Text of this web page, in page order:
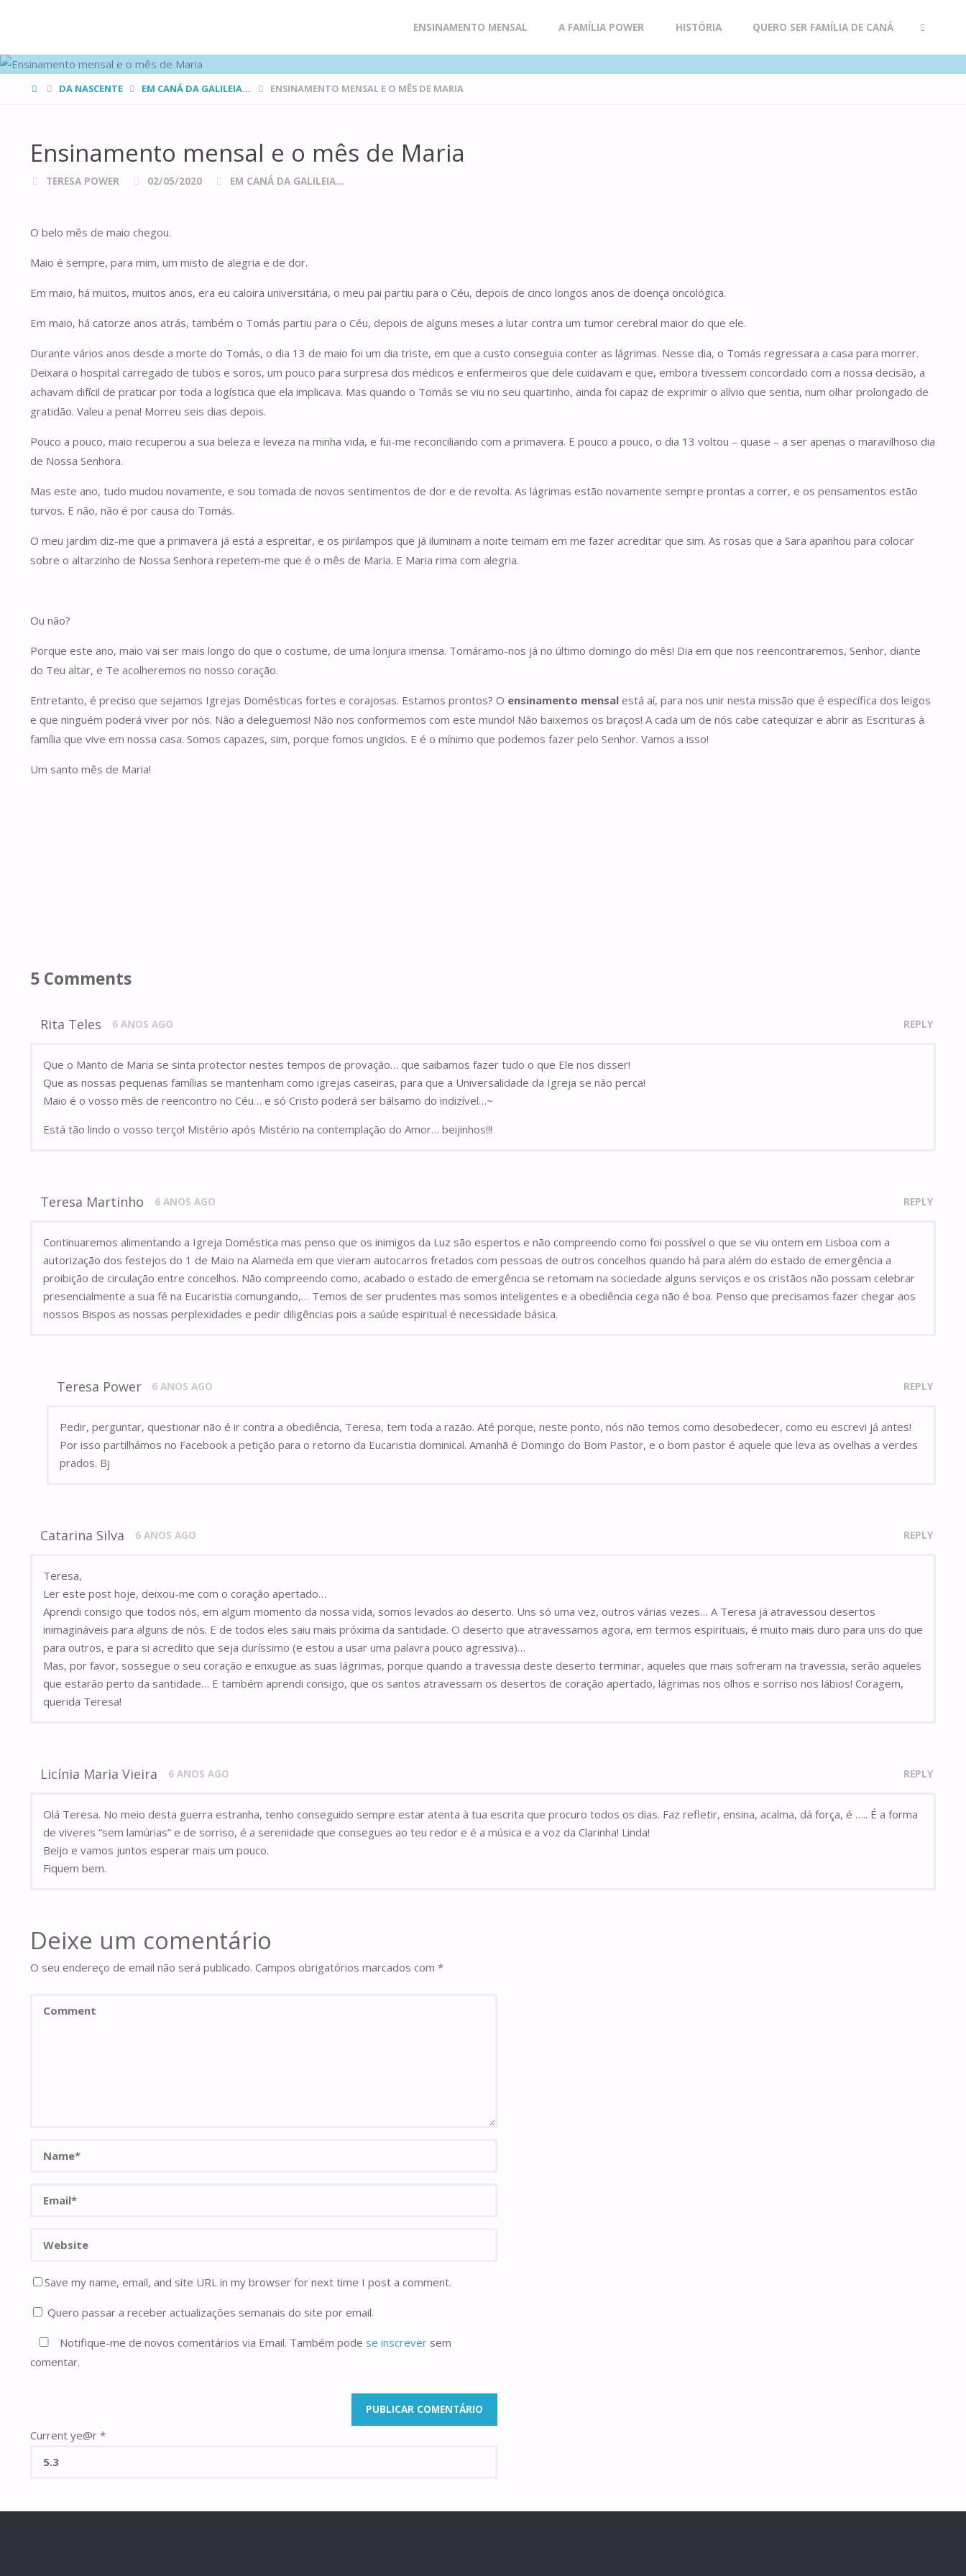
to
content
ENSINAMENTO MENSAL A FAMÍLIA POWER HISTÓRIA QUERO SER FAMÍLIA DE CANÁ
HOMEDA NASCENTE EM CANÁ DA GALILEIA... ENSINAMENTO MENSAL E O MÊS DE MARIA
Ensinamento mensal e o mês de Maria
TERESA POWER 02/05/2020 EM CANÁ DA GALILEIA...
O belo mês de maio chegou.
Maio é sempre, para mim, um misto de alegria e de dor.
Em maio, há muitos, muitos anos, era eu caloira universitária, o meu pai partiu para o Céu, depois de cinco longos anos de doença oncológica.
Em maio, há catorze anos atrás, também o Tomás partiu para o Céu, depois de alguns meses a lutar contra um tumor cerebral maior do que ele.
Durante vários anos desde a morte do Tomás, o dia 13 de maio foi um dia triste, em que a custo conseguia conter as lágrimas. Nesse dia, o Tomás regressara a casa para morrer.
Deixara o hospital carregado de tubos e soros, um pouco para surpresa dos médicos e enfermeiros que dele cuidavam e que, embora tivessem concordado com a nossa decisão, a
achavam difícil de praticar por toda a logística que ela implicava. Mas quando o Tomás se viu no seu quartinho, ainda foi capaz de exprimir o alívio que sentia, num olhar prolongado de
gratidão. Valeu a pena! Morreu seis dias depois.
Pouco a pouco, maio recuperou a sua beleza e leveza na minha vida, e fui-me reconciliando com a primavera. E pouco a pouco, o dia 13 voltou – quase – a ser apenas o maravilhoso dia
de Nossa Senhora.
Mas este ano, tudo mudou novamente, e sou tomada de novos sentimentos de dor e de revolta. As lágrimas estão novamente sempre prontas a correr, e os pensamentos estão
turvos. E não, não é por causa do Tomás.
O meu jardim diz-me que a primavera já está a espreitar, e os pirilampos que já iluminam a noite teimam em me fazer acreditar que sim. As rosas que a Sara apanhou para colocar
sobre o altarzinho de Nossa Senhora repetem-me que é o mês de Maria. E Maria rima com alegria.
Ou não?
Porque este ano, maio vai ser mais longo do que o costume, de uma lonjura imensa. Tomáramo-nos já no último domingo do mês! Dia em que nos reencontraremos, Senhor, diante
do Teu altar, e Te acolheremos no nosso coração.
Entretanto, é preciso que sejamos Igrejas Domésticas fortes e corajosas. Estamos prontos? O ensinamento mensal está aí, para nos unir nesta missão que é específica dos leigos
e que ninguém poderá viver por nós. Não a deleguemos! Não nos conformemos com este mundo! Não baixemos os braços! A cada um de nós cabe catequizar e abrir as Escrituras à
família que vive em nossa casa. Somos capazes, sim, porque fomos ungidos. E é o mínimo que podemos fazer pelo Senhor. Vamos a isso!
Um santo mês de Maria!
5 Comments
Rita Teles 6 ANOS AGO REPLY
Que o Manto de Maria se sinta protector nestes tempos de provação… que saibamos fazer tudo o que Ele nos disser!
Que as nossas pequenas famílias se mantenham como igrejas caseiras, para que a Universalidade da Igreja se não perca!
Maio é o vosso mês de reencontro no Céu… e só Cristo poderá ser bálsamo do indizível…~
Está tão lindo o vosso terço! Mistério após Mistério na contemplação do Amor… beijinhos!!!
Teresa Martinho 6 ANOS AGO REPLY
Continuaremos alimentando a Igreja Doméstica mas penso que os inimigos da Luz são espertos e não compreendo como foi possível o que se viu ontem em Lisboa com a
autorização dos festejos do 1 de Maio na Alameda em que vieram autocarros fretados com pessoas de outros concelhos quando há para além do estado de emergência a
proibição de circulação entre concelhos. Não compreendo como, acabado o estado de emergência se retomam na sociedade alguns serviços e os cristãos não possam celebrar
presencialmente a sua fé na Eucaristia comungando,… Temos de ser prudentes mas somos inteligentes e a obediência cega não é boa. Penso que precisamos fazer chegar aos
nossos Bispos as nossas perplexidades e pedir diligências pois a saúde espiritual é necessidade básica.
Teresa Power 6 ANOS AGO REPLY
Pedir, perguntar, questionar não é ir contra a obediência, Teresa, tem toda a razão. Até porque, neste ponto, nós não temos como desobedecer, como eu escrevi já antes!
Por isso partilhámos no Facebook a petição para o retorno da Eucaristia dominical. Amanhã é Domingo do Bom Pastor, e o bom pastor é aquele que leva as ovelhas a verdes
prados. Bj
Catarina Silva 6 ANOS AGO REPLY
Teresa,
Ler este post hoje, deixou-me com o coração apertado…
Aprendi consigo que todos nós, em algum momento da nossa vida, somos levados ao deserto. Uns só uma vez, outros várias vezes… A Teresa já atravessou desertos
inimagináveis para alguns de nós. E de todos eles saiu mais próxima da santidade. O deserto que atravessamos agora, em termos espirituais, é muito mais duro para uns do que
para outros, e para si acredito que seja duríssimo (e estou a usar uma palavra pouco agressiva)…
Mas, por favor, sossegue o seu coração e enxugue as suas lágrimas, porque quando a travessia deste deserto terminar, aqueles que mais sofreram na travessia, serão aqueles
que estarão perto da santidade… E também aprendi consigo, que os santos atravessam os desertos de coração apertado, lágrimas nos olhos e sorriso nos lábios! Coragem,
querida Teresa!
Licínia Maria Vieira 6 ANOS AGO REPLY
Olá Teresa. No meio desta guerra estranha, tenho conseguido sempre estar atenta à tua escrita que procuro todos os dias. Faz refletir, ensina, acalma, dá força, é ….. É a forma
de viveres “sem lamúrias” e de sorriso, é a serenidade que consegues ao teu redor e é a música e a voz da Clarinha! Linda!
Beijo e vamos juntos esperar mais um pouco.
Fiquem bem.
Deixe um comentário
O seu endereço de email não será publicado. Campos obrigatórios marcados com *
Save my name, email, and site URL in my browser for next time I post a comment.
Quero passar a receber actualizações semanais do site por email.
Notifique-me de novos comentários via Email. Também pode se inscrever sem
comentar.
Current ye@r *